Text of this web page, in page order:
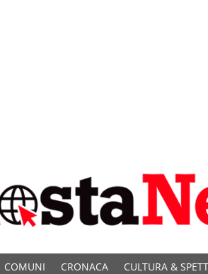
COMUNI CRONACA CULTURA &